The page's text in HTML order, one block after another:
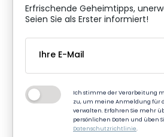
Erfrischende Geheimtipps,
Seien Sie als Erster informiert!
Ich stimme der Verarbeitung
zu, um meine Anmeldung für
verwalten. Erfahren Sie mehr
persönlichen Daten und üben
Datenschutzrichtlinie.